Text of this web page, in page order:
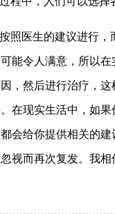
照医生的建议进行
能令人满意，所以
，然后进行治疗，
在现实生活中，如
会给你提供相关的
视而再次复发。我